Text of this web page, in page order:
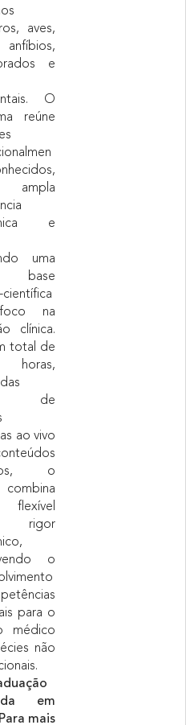
aves,
anfíbios,
e
O
reúne
e
uma
base
na
clínica.
total de
de
ao vivo
o
flexível
rigor
o
para o
médico
não
em
mais